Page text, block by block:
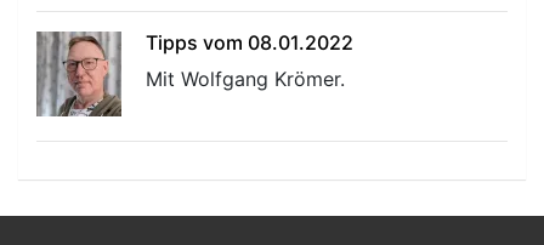
Tipps vom 08.01.2022
Mit Wolfgang Krömer.